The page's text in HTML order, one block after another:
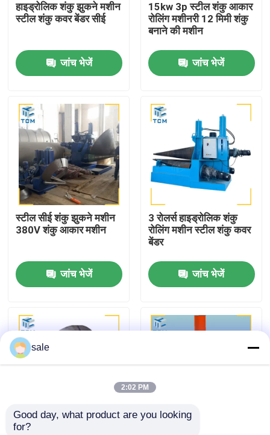
उत्पाद
हमारे बारे में
कारखाने का दौरा
गुणवत्ता नियंत्रण
हमसे संपर्क करें
समाचार
मामले
एक उद्धरण का अनुरोध करें
टैंक पॉलिशिंग मशीन
हाइड्रोलिक शंकु झुकने मशीन
स्टील शंकु कवर बेंडर सीई
जांच भेजें
15kw 3p स्टील शंकु आकार
रोलिंग मशीनरी 12 मिमी शंकु
बनाने की मशीन
जांच भेजें
स्टील सीई शंकु झुकने मशीन
380V शंकु आकार मशीन
जांच भेजें
3 रोलर्स हाइड्रोलिक शंकु
रोलिंग मशीन स्टील शंकु कवर
बेंडर
जांच भेजें
शंकु टैंक कैप हाइड्रोलिक
sale
2:02 PM
Good day, what product are you looking
for?